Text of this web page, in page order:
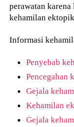
perawatan
kehamilan
Informasi
Penyebab
Pencegahan
Gejala
Kehamilan
Gejala